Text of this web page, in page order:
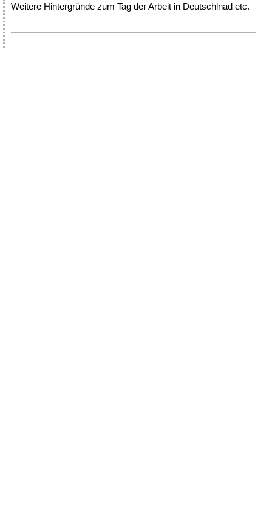
Weitere Hintergründe zum Tag der Arbeit in Deutschlnad etc.